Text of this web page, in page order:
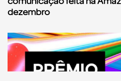
dezembro